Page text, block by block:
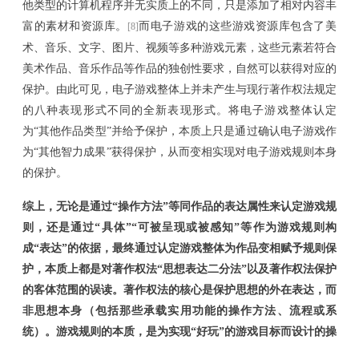
他类型的计算机程序并无实质上的不同，只是添加了相对内容丰
富的素材和资源库。
[8] 而 电子游戏的这些游戏资源库包含了美
术、音乐、文字、图片、视频等多种游戏元素，这些元素若符合
美术作品、音乐作品等作品的独创性要求，自然可以获得对应的
保护。由此可见，电子游戏整体上并未产生与现行著作权法规定
的八种表现形式不同的全新表现形式。将电子游戏整体认定
为“其他作品类型”并给予保护，本质上只是通过确认电子游戏作
为“其他智力成果”获得保护，从而变相实现对电子游戏规则本身
的保护。
综上，无论是通过“操作方法”等同 作品的表达属性来认定游戏规
则
，还是通过“具体”“可被呈现或被感知”等作为游戏规则构
成“表达”的依据， 最终通过认定游戏整体为作品变相赋予规则保
护，本质上都是对著作权法“思想表达二分法”以及著作权法保护
的客体范围 的误读。著作权法的核心是保护思想的外在表达，而
非思想本身（包括那些承载实用功能的操作方法、流程或系
统） 。游戏规则的本质，是为实现“好玩”的游戏 目标而设计的操